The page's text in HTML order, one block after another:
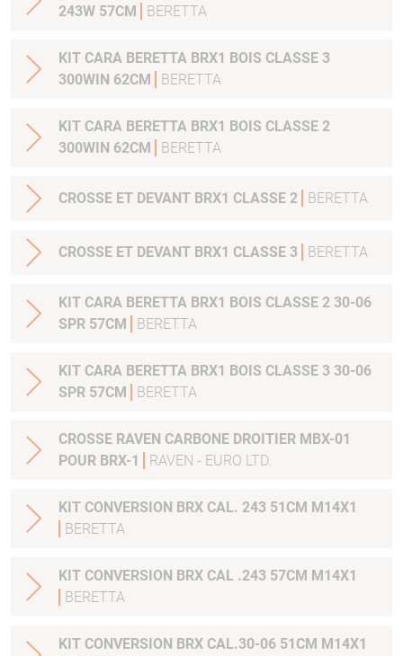
243W 57CM
BERETTA
KIT CARA BERETTA BRX1 BOIS CLASSE 3
300WIN 62CM
BERETTA
KIT CARA BERETTA BRX1 BOIS CLASSE 2
300WIN 62CM
BERETTA
CROSSE ET DEVANT BRX1 CLASSE 2 BERETTA
CROSSE ET DEVANT BRX1 CLASSE 3 BERETTA
KIT CARA BERETTA BRX1 BOIS CLASSE 2 30-06
SPR 57CM
BERETTA
KIT CARA BERETTA BRX1 BOIS CLASSE 3 30-06
SPR 57CM
BERETTA
CROSSE RAVEN CARBONE DROITIER MBX-01
POUR BRX-1
RAVEN - EURO LTD.
KIT CONVERSION BRX CAL. 243 51CM M14X1
BERETTA
KIT CONVERSION BRX CAL .243 57CM M14X1
BERETTA
KIT CONVERSION BRX CAL.30-06 51CM M14X1